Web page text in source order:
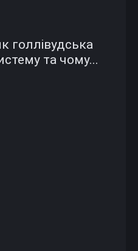
голлівудська
та чому...